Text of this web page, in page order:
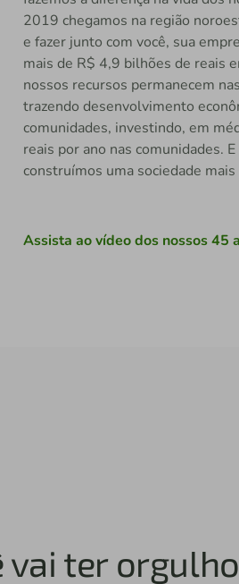
2019 chegamos na região
e fazer junto com você, sua
mais de R$ 4,9 bilhões de reais
nossos recursos permanecem
trazendo desenvolvimento
comunidades, investindo, em
reais por ano nas comunidades.
construímos uma sociedade
Assista ao vídeo dos nossos 45
vai ter orgulho